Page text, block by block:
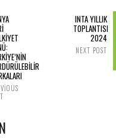
INTA YILLIK
TOPLANTISI
2024
NEXT POST